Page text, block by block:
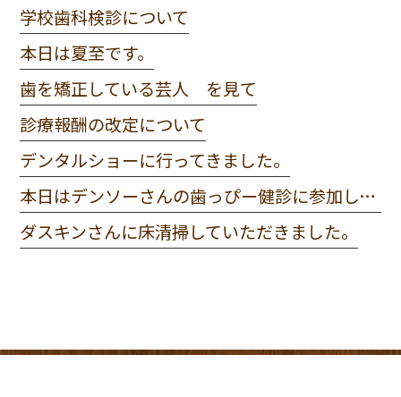
学校歯科検診について
本日は夏至です。
歯を矯正している芸人 を見て
診療報酬の改定について
デンタルショーに行ってきました。
本日はデンソーさんの歯っぴー健診に参加してきました。
ダスキンさんに床清掃していただきました。